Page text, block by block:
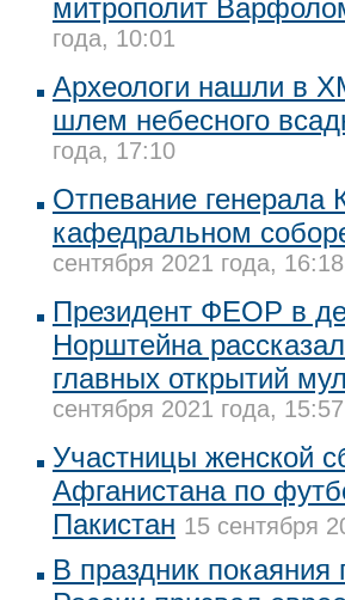
митрополит
года, 10:01
Археологи нашли в
шлем небесного
года, 17:10
Отпевание генерала
кафедральном
сентября 2021 года, 16:18
Президент ФЕОР в
Норштейна
главных открытий
сентября 2021 года, 15:57
Участницы женской
Афганистана по
Пакистан 15 сентября
В праздник покаяния